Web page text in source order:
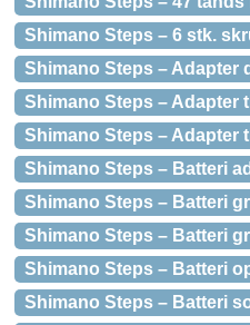
Shimano Steps – 6 stk.
Shimano Steps – Adapter
Shimano Steps – Adapter
Shimano Steps – Adapter
Shimano Steps – Batteri
Shimano Steps – Batteri
Shimano Steps – Batteri
Shimano Steps – Batteri
Shimano Steps – Batteri